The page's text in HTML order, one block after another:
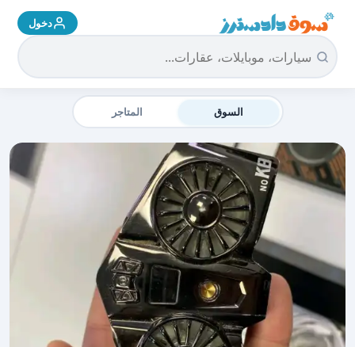
سوق دادسترز الرئيسية دخول
السوق المتاجر